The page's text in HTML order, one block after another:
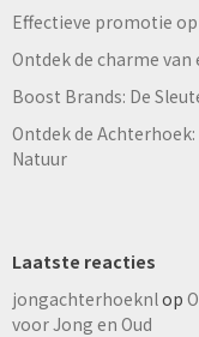
Effectieve promotie
Ontdek de charme
Boost Brands: De
Ontdek de
Natuur
Laatste reacties
jongachterhoeknl op
voor Jong en Oud